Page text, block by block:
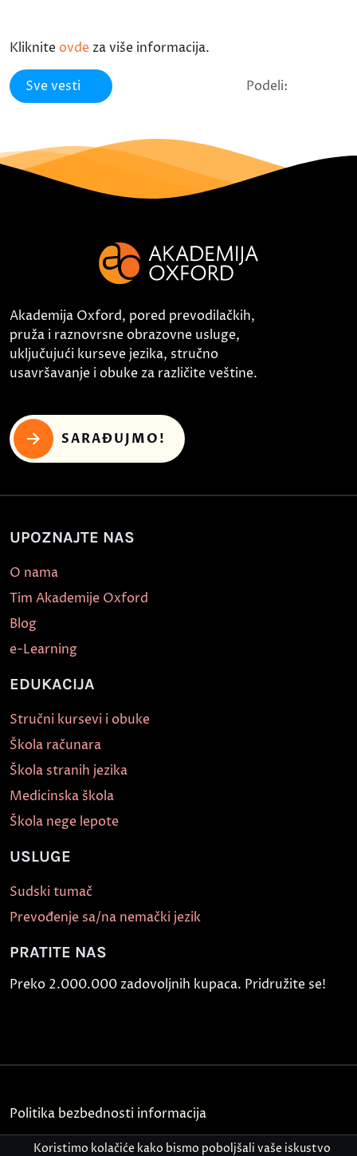
Kliknite ovde za više informacija.
Sve vesti Podeli:
Akademija Oxford, pored prevodilačkih,
pruža i raznovrsne obrazovne usluge,
uključujući kurseve jezika, stručno
usavršavanje i obuke za različite veštine.
SARAĐUJMO!
UPOZNAJTE NAS
O nama
Tim Akademije Oxford
Blog
e-Learning
EDUKACIJA
Stručni kursevi i obuke
Škola računara
Škola stranih jezika
Medicinska škola
Škola nege lepote
USLUGE
Sudski tumač
Prevođenje sa/na nemački jezik
PRATITE NAS
Preko 2.000.000 zadovoljnih kupaca. Pridružite se!
Politika bezbednosti informacija
Kontakt
Koristimo kolačiće kako bismo poboljšali vaše iskustvo